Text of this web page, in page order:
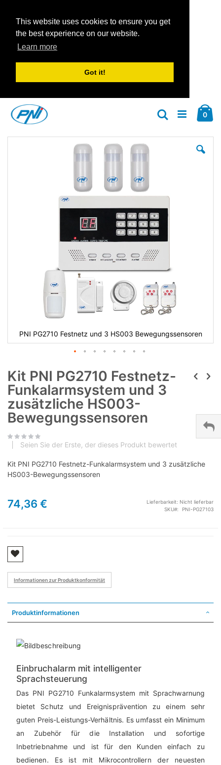
This website uses cookies to ensure you get
the best experience on our website.
Learn more
Got it!
Inhalt
springen
0
Suche
PNI PG2710 Festnetz und 3 HS003 Bewegungssensoren
Kit PNI PG2710 Festnetz-
Funkalarmsystem und 3
zusätzliche HS003-
Bewegungssensoren
Seien Sie der Erste, der dieses Produkt bewertet
Kit PNI PG2710 Festnetz-Funkalarmsystem und 3 zusätzliche
HS003-Bewegungssensoren
74,36 € Lieferbarkeit: Nicht lieferbar
SKU
PNI-PG27103
Informationen zur Produktkonformität
Produktinformationen
Einbruchalarm mit intelligenter
Sprachsteuerung
Das PNI PG2710 Funkalarmsystem mit Sprachwarnung
bietet Schutz und Ereignisprävention zu einem sehr
guten Preis-Leistungs-Verhältnis. Es umfasst ein Minimum
an Zubehör für die Installation und sofortige
Inbetriebnahme und ist für den Kunden einfach zu
bedienen. Es ist mit Mikrocontrollern der neuesten